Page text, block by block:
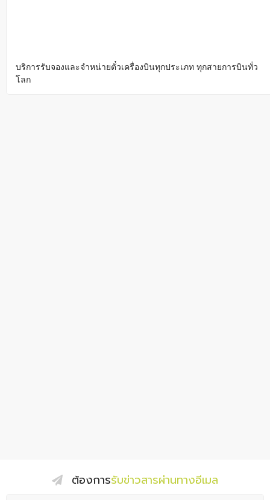
บริการรับจองและจำหน่ายตั๋วเครื่องบินทุกประเภท ทุกสายการบินทั่ว
โลก
ต้องการรับข่าวสารผ่านทางอีเมล